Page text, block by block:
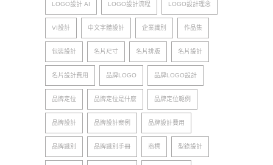
LOGO設計 AI LOGO設計流程 LOGO設計理念
VI設計 中文字體設計 企業識別 作品集
包裝設計 名片尺寸 名片排版 名片設計
名片設計費用 品牌LOGO 品牌LOGO設計
品牌定位 品牌定位是什麼 品牌定位範例
品牌設計 品牌設計案例 品牌設計費用
品牌識別 品牌識別手冊 商標 型錄設計